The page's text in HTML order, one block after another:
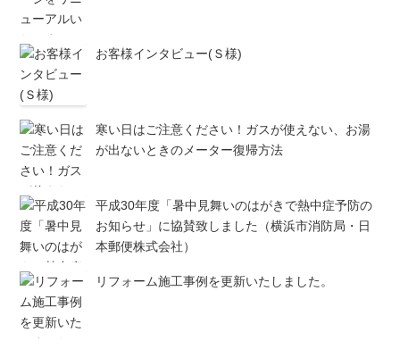
お客様インタビュー(Ｓ様)
寒い日はご注意ください！ガスが使えない、お湯
が出ないときのメーター復帰方法
平成30年度「暑中見舞いのはがきで熱中症予防の
お知らせ」に協賛致しました（横浜市消防局・日
本郵便株式会社）
リフォーム施工事例を更新いたしました。